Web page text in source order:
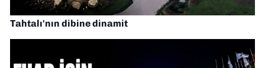
Tahtalı'nın dibine dinamit